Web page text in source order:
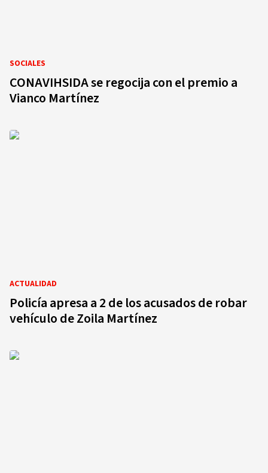
SOCIALES
CONAVIHSIDA se regocija con el premio a
Vianco Martínez
ACTUALIDAD
Policía apresa a 2 de los acusados de robar
vehículo de Zoila Martínez